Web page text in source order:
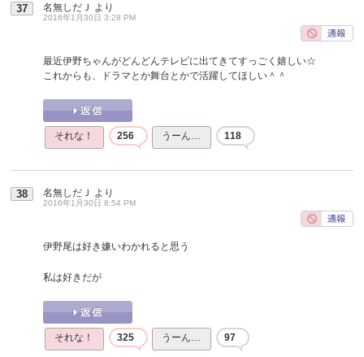
37 名無しだＪ より
2016年1月30日 3:28 PM
最近伊野ちゃんがどんどんテレビに出てきてすっごく嬉しい☆
これからも、ドラマとか舞台とかで活躍してほしい＾＾
それな！ 256 うーん… 118
38 名無しだＪ より
2016年1月30日 8:54 PM
伊野尾は好き嫌いわかれると思う
私は好きだが
それな！ 325 うーん… 97